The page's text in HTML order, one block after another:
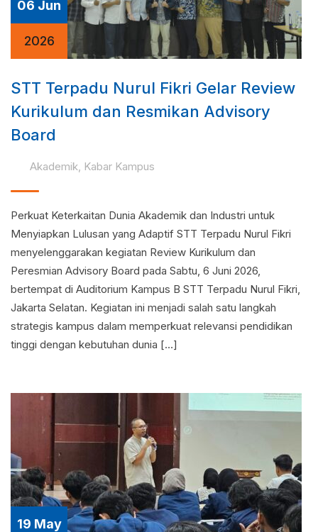
06 Jun
2026
STT Terpadu Nurul Fikri Gelar Review
Kurikulum dan Resmikan Advisory
Board
Akademik, Kabar Kampus
Perkuat Keterkaitan Dunia Akademik dan Industri untuk
Menyiapkan Lulusan yang Adaptif STT Terpadu Nurul Fikri
menyelenggarakan kegiatan Review Kurikulum dan
Peresmian Advisory Board pada Sabtu, 6 Juni 2026,
bertempat di Auditorium Kampus B STT Terpadu Nurul Fikri,
Jakarta Selatan. Kegiatan ini menjadi salah satu langkah
strategis kampus dalam memperkuat relevansi pendidikan
tinggi dengan kebutuhan dunia […]
19 May